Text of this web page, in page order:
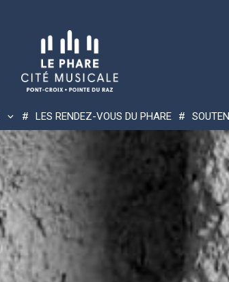
LES RENDEZ-VOUS DU PHARE